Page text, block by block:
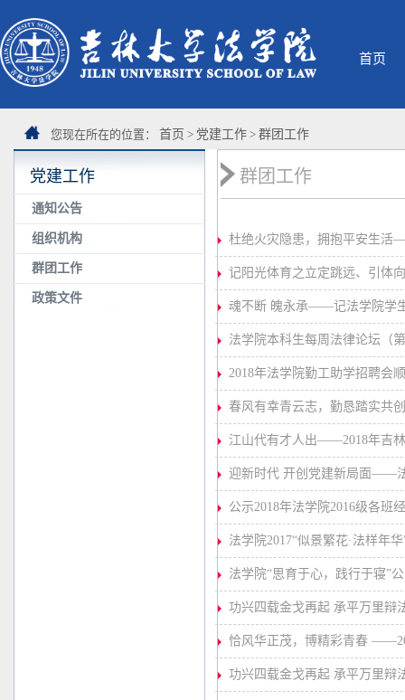
首页
您现在所在的位置： 首页 > 党建工作 > 群团工作
党建工作
通知公告
组织机构
群团工作
政策文件
群团工作
杜绝火灾隐患，拥抱平安生活
记阳光体育之立定跳远、引体
魂不断 魄永承——记法学院学
法学院本科生每周法律论坛（
2018年法学院勤工助学招聘会
春风有幸青云志，勤恳踏实共
江山代有才人出——2018年吉
迎新时代 开创党建新局面——
公示2018年法学院2016级各班
法学院2017“似景繁花·法样年
法学院“思育于心，践行于寝”
功兴四载金戈再起 承平万里
恰风华正茂，博精彩青春
功兴四载金戈再起 承平万里